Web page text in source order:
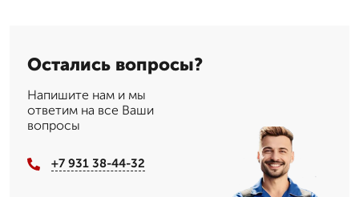
Остались вопросы?
Напишите нам и мы
ответим на все Ваши
вопросы
+7 931 38-44-32